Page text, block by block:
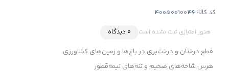
کد کالا: 40050010046
هنوز امتیازی ثبت نشده است 0 دیدگاه
قطع درختان و درخت‌بری در باغ‌ها و زمین‌های کشاورزی
هرس شاخه‌های ضخیم و تنه‌های نیمه‌قطور